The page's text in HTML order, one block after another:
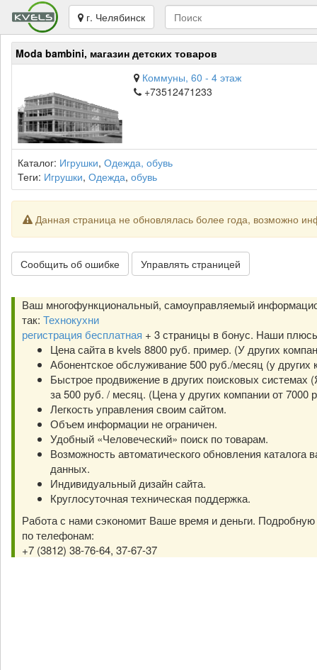
г. Челябинск
Moda bambini, магазин детских товаров
Коммуны, 60 - 4 этаж
+73512471233
Каталог: Игрушки, Одежда, обувь
Теги: Игрушки, Одежда, обувь
Данная страница не обновлялась более года, возможно
Сообщить об ошибке Управлять страницей
Ваш многофункциональный, самоуправляемый
так: Технокухни
регистрация бесплатная + 3 страницы в бонус. Наши
Цена сайта в kvels 8800 руб. пример. (У других
Абонентское обслуживание 500 руб./месяц (у других
Быстрое продвижение в других поисковых системах
за 500 руб. / месяц. (Цена у других компании от 7000
Легкость управления своим сайтом.
Объем информации не ограничен.
Удобный «Человеческий» поиск по товарам.
Возможность автоматического обновления каталога
данных.
Индивидуальный дизайн сайта.
Круглосуточная техническая поддержка.
Работа с нами сэкономит Ваше время и деньги.
по телефонам:
+7 (3812) 38-76-64, 37-67-37